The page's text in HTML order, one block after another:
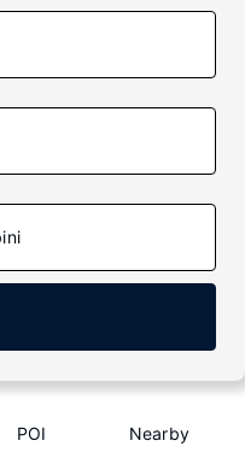
POI Nearby